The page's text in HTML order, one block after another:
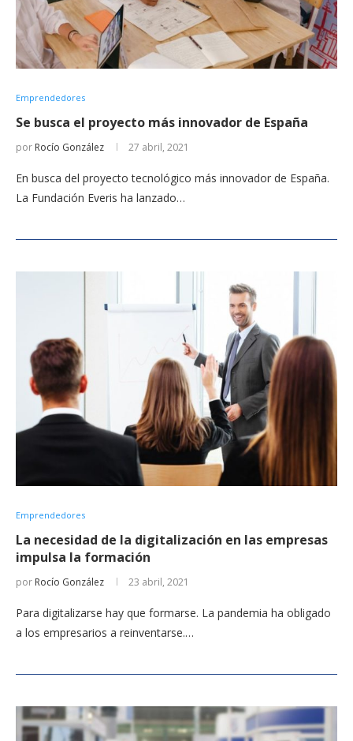
Emprendedores
Se busca el proyecto más innovador de España
por Rocío González 27 abril, 2021
En busca del proyecto tecnológico más innovador de España.
La Fundación Everis ha lanzado…
Emprendedores
La necesidad de la digitalización en las empresas
impulsa la formación
por Rocío González 23 abril, 2021
Para digitalizarse hay que formarse. La pandemia ha obligado
a los empresarios a reinventarse.…